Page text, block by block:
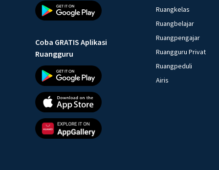
Coba GRATIS Aplikasi
Ruangguru
Ruangkelas
Ruangbelajar
Ruangpengajar
Ruangguru Privat
Ruangpeduli
Airis